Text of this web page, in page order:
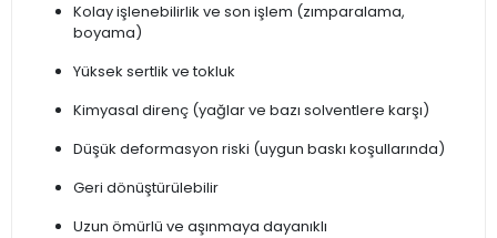
Kolay işlenebilirlik ve son işlem (zımparalama,
boyama)
Yüksek sertlik ve tokluk
Kimyasal direnç (yağlar ve bazı solventlere karşı)
Düşük deformasyon riski (uygun baskı koşullarında)
Geri dönüştürülebilir
Uzun ömürlü ve aşınmaya dayanıklı